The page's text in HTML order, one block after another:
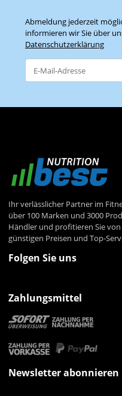
Abmeldung jederzeit
informieren wir Sie über
Datenschutzerklärung
Ihr verlässlicher Partner im
über 100 Marken und 3000
Händler und profitieren Sie
günstigen Preisen und Top-
Folgen Sie uns
Zahlungsmittel
Newsletter abonnieren